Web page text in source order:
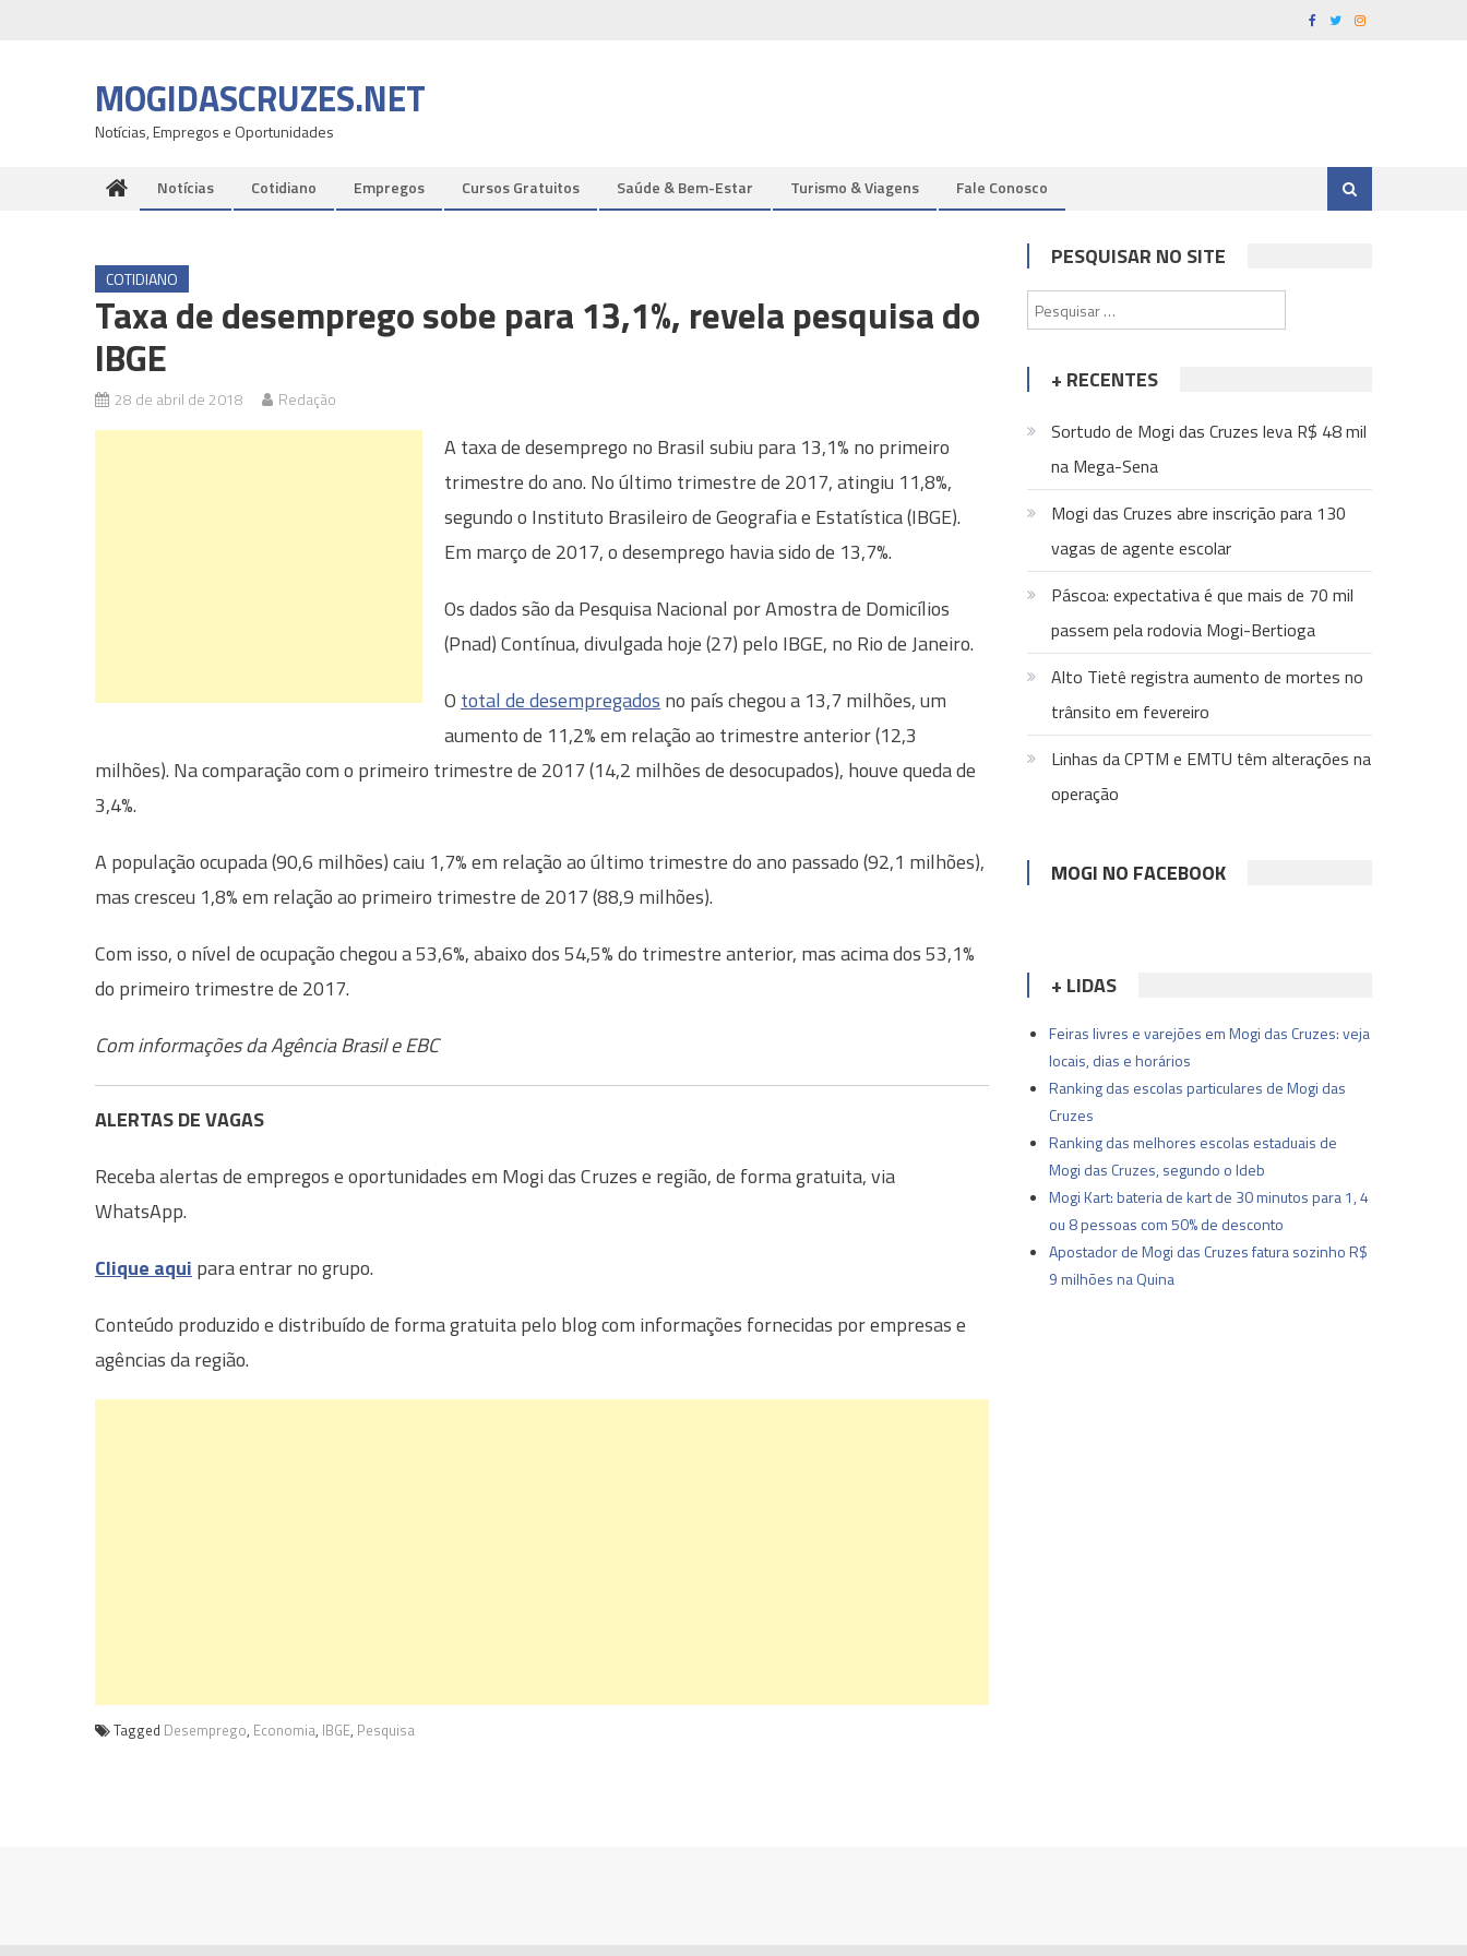
MOGIDASCRUZES.NET
Notícias, Empregos e Oportunidades
Notícias Cotidiano Empregos Cursos Gratuitos Saúde & Bem-Estar Turismo & Viagens Fale Conosco
COTIDIANO
Taxa de desemprego sobe para 13,1%, revela pesquisa do
IBGE
28 de abril de 2018 Redação
A taxa de desemprego no Brasil subiu para 13,1% no primeiro
trimestre do ano. No último trimestre de 2017, atingiu 11,8%,
segundo o Instituto Brasileiro de Geografia e Estatística (IBGE).
Em março de 2017, o desemprego havia sido de 13,7%.
Os dados são da Pesquisa Nacional por Amostra de Domicílios
(Pnad) Contínua, divulgada hoje (27) pelo IBGE, no Rio de Janeiro.
O total de desempregados no país chegou a 13,7 milhões, um
aumento de 11,2% em relação ao trimestre anterior (12,3
milhões). Na comparação com o primeiro trimestre de 2017 (14,2 milhões de desocupados), houve queda de
3,4%.
A população ocupada (90,6 milhões) caiu 1,7% em relação ao último trimestre do ano passado (92,1 milhões),
mas cresceu 1,8% em relação ao primeiro trimestre de 2017 (88,9 milhões).
Com isso, o nível de ocupação chegou a 53,6%, abaixo dos 54,5% do trimestre anterior, mas acima dos 53,1%
do primeiro trimestre de 2017.
Com informações da Agência Brasil e EBC
ALERTAS DE VAGAS
Receba alertas de empregos e oportunidades em Mogi das Cruzes e região, de forma gratuita, via
WhatsApp.
Clique aqui para entrar no grupo.
Conteúdo produzido e distribuído de forma gratuita pelo blog com informações fornecidas por empresas e
agências da região.
Tagged Desemprego, Economia, IBGE, Pesquisa
PESQUISAR NO SITE
por:
+ RECENTES
Sortudo de Mogi das Cruzes leva R$ 48 mil
na Mega-Sena
Mogi das Cruzes abre inscrição para 130
vagas de agente escolar
Páscoa: expectativa é que mais de 70 mil
passem pela rodovia Mogi-Bertioga
Alto Tietê registra aumento de mortes no
trânsito em fevereiro
Linhas da CPTM e EMTU têm alterações na
operação
MOGI NO FACEBOOK
+ LIDAS
Feiras livres e varejões em Mogi das Cruzes: veja
locais, dias e horários
Ranking das escolas particulares de Mogi das
Cruzes
Ranking das melhores escolas estaduais de
Mogi das Cruzes, segundo o Ideb
Mogi Kart: bateria de kart de 30 minutos para 1, 4
ou 8 pessoas com 50% de desconto
Apostador de Mogi das Cruzes fatura sozinho R$
9 milhões na Quina